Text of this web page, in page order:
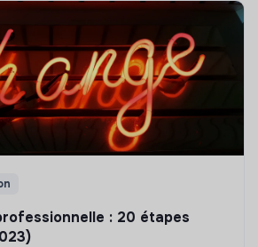
: 20 étapes